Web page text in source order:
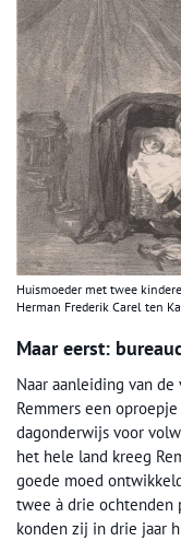
Huismoeder met twee
Herman Frederik Carel ten
Maar eerst:
Naar aanleiding van
Remmers een
dagonderwijs voor
het hele land kreeg
goede moed
twee à drie ochtenden
konden zij in drie jaar